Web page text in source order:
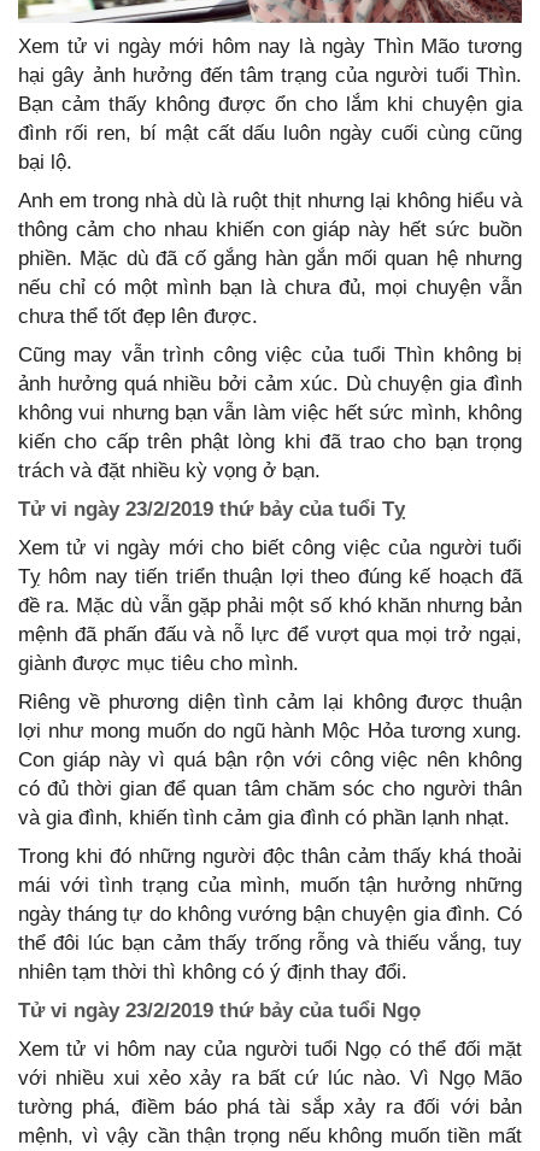
Xem tử vi ngày mới hôm nay là ngày Thìn Mão tương
hại gây ảnh hưởng đến tâm trạng của người tuổi Thìn.
Bạn cảm thấy không được ổn cho lắm khi chuyện gia
đình rối ren, bí mật cất dấu luôn ngày cuối cùng cũng
bại lộ.
Anh em trong nhà dù là ruột thịt nhưng lại không hiểu và
thông cảm cho nhau khiến con giáp này hết sức buồn
phiền. Mặc dù đã cố gắng hàn gắn mối quan hệ nhưng
nếu chỉ có một mình bạn là chưa đủ, mọi chuyện vẫn
chưa thể tốt đẹp lên được.
Cũng may vẫn trình công việc của tuổi Thìn không bị
ảnh hưởng quá nhiều bởi cảm xúc. Dù chuyện gia đình
không vui nhưng bạn vẫn làm việc hết sức mình, không
kiến cho cấp trên phật lòng khi đã trao cho bạn trọng
trách và đặt nhiều kỳ vọng ở bạn.
Tử vi ngày 23/2/2019 thứ bảy của tuổi Tỵ
Xem tử vi ngày mới cho biết công việc của người tuổi
Tỵ hôm nay tiến triển thuận lợi theo đúng kế hoạch đã
đề ra. Mặc dù vẫn gặp phải một số khó khăn nhưng bản
mệnh đã phấn đấu và nỗ lực để vượt qua mọi trở ngại,
giành được mục tiêu cho mình.
Riêng về phương diện tình cảm lại không được thuận
lợi như mong muốn do ngũ hành Mộc Hỏa tương xung.
Con giáp này vì quá bận rộn với công việc nên không
có đủ thời gian để quan tâm chăm sóc cho người thân
và gia đình, khiến tình cảm gia đình có phần lạnh nhạt.
Trong khi đó những người độc thân cảm thấy khá thoải
mái với tình trạng của mình, muốn tận hưởng những
ngày tháng tự do không vướng bận chuyện gia đình. Có
thể đôi lúc bạn cảm thấy trống rỗng và thiếu vắng, tuy
nhiên tạm thời thì không có ý định thay đổi.
Tử vi ngày 23/2/2019 thứ bảy của tuổi Ngọ
Xem tử vi hôm nay của người tuổi Ngọ có thể đối mặt
với nhiều xui xẻo xảy ra bất cứ lúc nào. Vì Ngọ Mão
tường phá, điềm báo phá tài sắp xảy ra đối với bản
mệnh, vì vậy cần thận trọng nếu không muốn tiền mất